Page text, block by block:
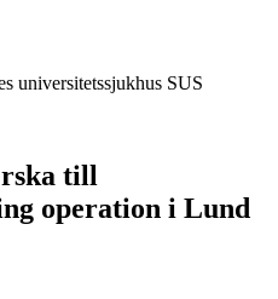
universitetssjukhus SUS
till
operation i Lund